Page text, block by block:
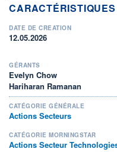
CARACTÉRISTIQUES
DATE DE CRÉATION
12.05.2026
GÉRANTS
Evelyn Chow
Hariharan Ramanan
CATÉGORIE GÉNÉRALE
Actions Secteurs
CATÉGORIE MORNINGSTAR
Actions Secteur